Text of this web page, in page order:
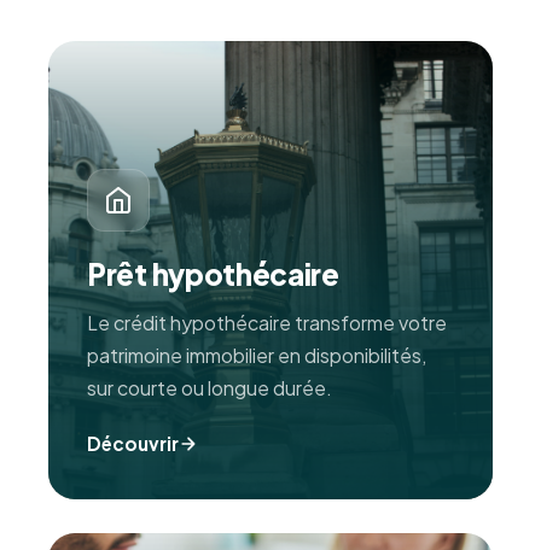
Prêt hypothécaire
Le crédit hypothécaire transforme votre
patrimoine immobilier en disponibilités,
sur courte ou longue durée.
Découvrir